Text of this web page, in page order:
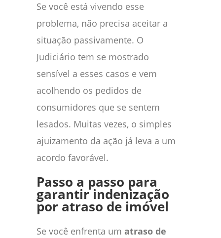
Se você está vivendo esse
problema, não precisa aceitar a
situação passivamente. O
Judiciário tem se mostrado
sensível a esses casos e vem
acolhendo os pedidos de
consumidores que se sentem
lesados. Muitas vezes, o simples
ajuizamento da ação já leva a um
acordo favorável.
Passo a passo para
garantir indenização
por atraso de imóvel
Se você enfrenta um atraso de